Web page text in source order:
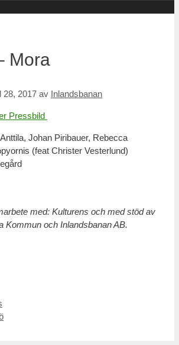
Mora
28, 2017 av Inlandsbanan
Johan Piribauer, Rebecca
(feat Christer Vesterlund)
med: Kulturens och med stöd av
Kommun och Inlandsbanan AB.